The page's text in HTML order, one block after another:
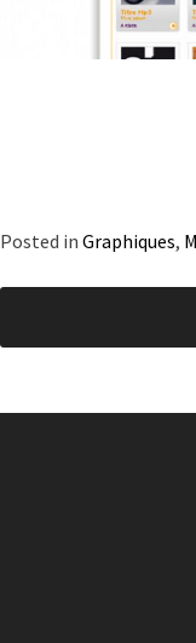
Posted in Graphiques,
de
l’article